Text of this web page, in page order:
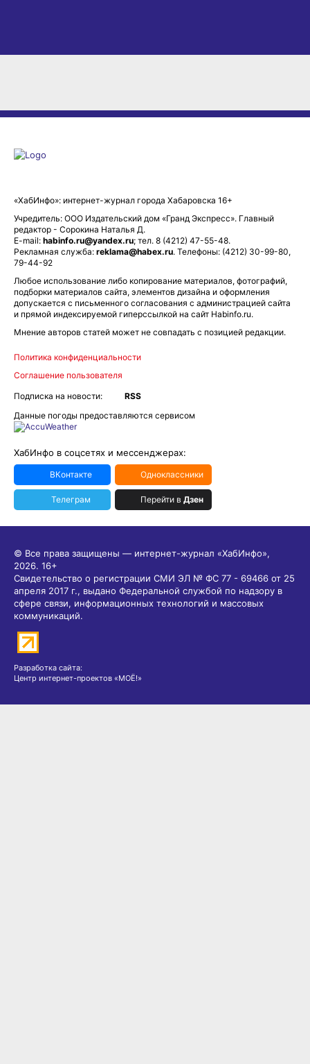
«ХабИнфо»: интернет-журнал города Хабаровска 16+
Учредитель: ООО Издательский дом «Гранд Экспресс». Главный
редактор - Сорокина Наталья Д.
E-mail: habinfo.ru@yandex.ru; тел. 8 (4212) 47-55-48.
Рекламная служба: reklama@habex.ru. Телефоны: (4212) 30-99-80,
79-44-92
Любое использование либо копирование материалов, фотографий,
подборки материалов сайта, элементов дизайна и оформления
допускается с письменного согласования с администрацией сайта
и прямой индексируемой гиперссылкой на сайт Habinfo.ru.
Мнение авторов статей может не совпадать с позицией редакции.
Политика конфиденциальности
Соглашение пользователя
Подписка на новости:
RSS
Данные погоды предоставляются сервисом
ХабИнфо в соцсетях и мессенджерах:
ВКонтакте Одноклассники
Телеграм Перейти в Дзен
© Все права защищены — интернет-журнал «ХабИнфо»,
2026. 16+
Свидетельство о регистрации СМИ ЭЛ № ФС 77 - 69466 от 25
апреля 2017 г., выдано Федеральной службой по надзору в
сфере связи, информационных технологий и массовых
коммуникаций.
Разработка сайта:
Центр интернет-проектов «МОЁ!»